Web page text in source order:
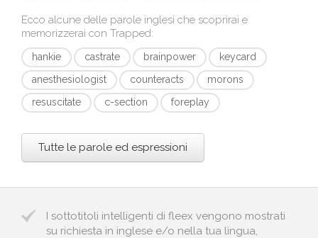
Ecco alcune delle parole inglesi che scoprirai e
memorizzerai con Trapped:
hankie castrate brainpower
keycard
anesthesiologist
counteracts
morons
resuscitate
c-section foreplay
Tutte le parole ed espressioni
I sottotitoli intelligenti di fleex vengono mostrati
su richiesta in inglese e/o nella tua lingua,